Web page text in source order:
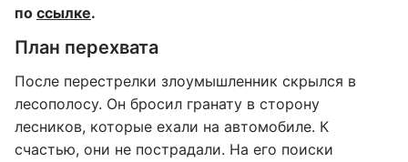
по ссылке.
План перехвата
После перестрелки злоумышленник скрылся в
лесополосу. Он бросил гранату в сторону
лесников, которые ехали на автомобиле. К
счастью, они не пострадали. На его поиски